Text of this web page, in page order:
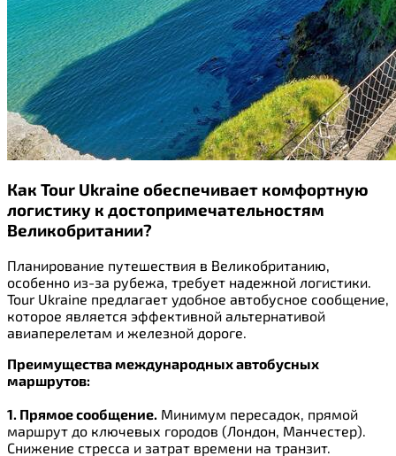
Как Tour Ukraine обеспечивает комфортную
логистику к достопримечательностям
Великобритании?
Планирование путешествия в Великобританию,
особенно из-за рубежа, требует надежной логистики.
Tour Ukraine предлагает удобное автобусное сообщение,
которое является эффективной альтернативой
авиаперелетам и железной дороге.
Преимущества международных автобусных
маршрутов:
1. Прямое сообщение. Минимум пересадок, прямой
маршрут до ключевых городов (Лондон, Манчестер).
Снижение стресса и затрат времени на транзит.